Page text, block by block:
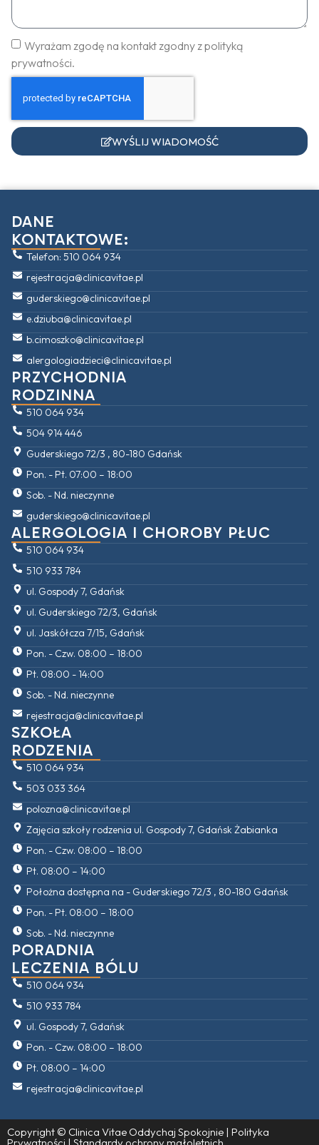
Wyrażam zgodę na kontakt zgodny z polityką
prywatności.
WYŚLIJ WIADOMOŚĆ
DANE
KONTAKTOWE:
Telefon: 510 064 934
rejestracja@clinicavitae.pl
guderskiego@clinicavitae.pl
e.dziuba@clinicavitae.pl
b.cimoszko@clinicavitae.pl
alergologiadzieci@clinicavitae.pl
PRZYCHODNIA
RODZINNA
510 064 934
504 914 446
Guderskiego 72/3 , 80-180 Gdańsk
Pon. - Pt. 07:00 – 18:00
Sob. - Nd. nieczynne
guderskiego@clinicavitae.pl
ALERGOLOGIA I CHOROBY PŁUC
510 064 934
510 933 784
ul. Gospody 7, Gdańsk
ul. Guderskiego 72/3, Gdańsk
ul. Jaskółcza 7/15, Gdańsk
Pon. - Czw. 08:00 – 18:00
Pt. 08:00 - 14:00
Sob. - Nd. nieczynne
rejestracja@clinicavitae.pl
SZKOŁA
RODZENIA
510 064 934
503 033 364
polozna@clinicavitae.pl
Zajęcia szkoły rodzenia ul. Gospody 7, Gdańsk Żabianka
Pon. - Czw. 08:00 – 18:00
Pt. 08:00 – 14:00
Położna dostępna na - Guderskiego 72/3 , 80-180 Gdańsk
Pon. - Pt. 08:00 – 18:00
Sob. - Nd. nieczynne
PORADNIA
LECZENIA BÓLU
510 064 934
510 933 784
ul. Gospody 7, Gdańsk
Pon. - Czw. 08:00 – 18:00
Pt. 08:00 – 14:00
rejestracja@clinicavitae.pl
Copyright © Clinica Vitae Oddychaj Spokojnie | Polityka